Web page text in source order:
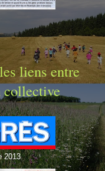
liens entre
collective
2013